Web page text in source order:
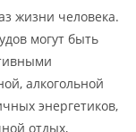
жизни человека.
могут быть
алкогольной
энергетиков,
отдых,